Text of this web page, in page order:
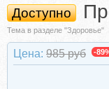
Доступно
Тема в разделе "Здоровье"
Цена: 985 руб -